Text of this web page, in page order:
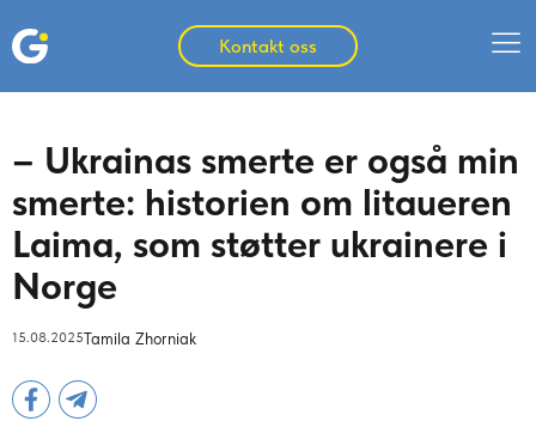
Kontakt oss
– Ukrainas smerte er også min
smerte: historien om litaueren
Laima, som støtter ukrainere i
Norge
15.08.2025Tamila Zhorniak